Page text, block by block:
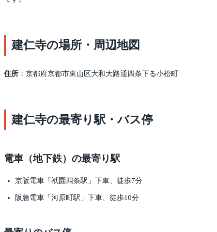
建仁寺の場所・周辺地図
住所 ：京都府京都市東山区大和大路通四条下る小松町
建仁寺の最寄り駅・バス停
電車（地下鉄）の最寄り駅
京阪電車「祇園四条駅」下車、徒歩7分
阪急電車「河原町駅」下車、徒歩10分